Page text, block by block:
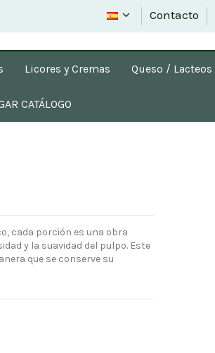
Contacto
Licores y Cremas Queso / Lacteos
CATÁLOGO
cada porción es una obra
y la suavidad del pulpo. Este
que se conserve su